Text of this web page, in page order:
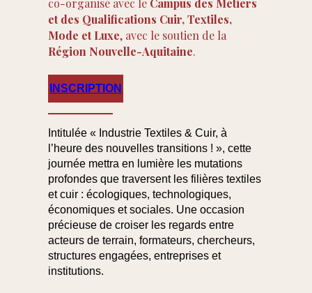
et des Qualifications Cuir, Textiles,
Mode et Luxe, avec le soutien de la
Région Nouvelle-Aquitaine.
INSCRIPTION
Intitulée« Industrie Textiles & Cuir, à
l’heure des nouvelles transitions ! », cette
journée mettra en lumière les mutations
profondes que traversent les filières textiles
et cuir :écologiques, technologiques,
économiques et sociales. Une occasion
précieuse de croiser les regards entre
acteurs de terrain, formateurs, chercheurs,
structures engagées, entreprises et
institutions.